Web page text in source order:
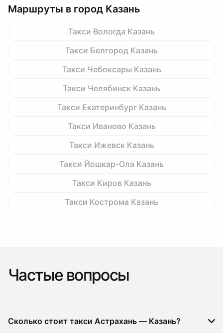
Маршруты в город Казань
Такси Вологда Казань
Такси Белгород Казань
Такси Чебоксары Казань
Такси Челябинск Казань
Такси Екатеринбург Казань
Такси Иваново Казань
Такси Ижевск Казань
Такси Йошкар-Ола Казань
Такси Киров Казань
Такси Кострома Казань
Частые вопросы
Сколько стоит такси Астрахань — Казань?